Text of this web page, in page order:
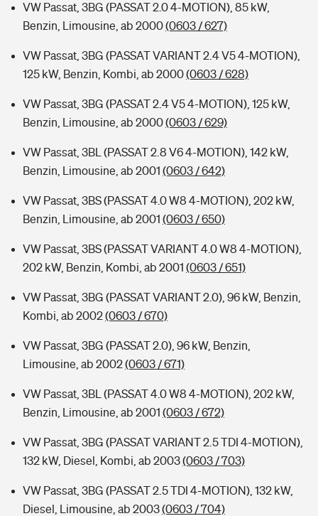
VW Passat, 3BG (PASSAT 2.0 4-MOTION), 85 kW,
Benzin, Limousine, ab 2000(0603 / 627)
VW Passat, 3BG (PASSAT VARIANT 2.4 V5 4-MOTION),
125 kW, Benzin, Kombi, ab 2000(0603 / 628)
VW Passat, 3BG (PASSAT 2.4 V5 4-MOTION), 125 kW,
Benzin, Limousine, ab 2000(0603 / 629)
VW Passat, 3BL (PASSAT 2.8 V6 4-MOTION), 142 kW,
Benzin, Limousine, ab 2001 (0603 / 642)
VW Passat, 3BS (PASSAT 4.0 W8 4-MOTION), 202 kW,
Benzin, Limousine, ab 2001 (0603 / 650)
VW Passat, 3BS (PASSAT VARIANT 4.0 W8 4-MOTION),
202 kW, Benzin, Kombi, ab 2001 (0603 / 651)
VW Passat, 3BG (PASSAT VARIANT 2.0), 96 kW, Benzin,
Kombi, ab 2002(0603 / 670)
VW Passat, 3BG (PASSAT 2.0), 96 kW, Benzin,
Limousine, ab 2002(0603 / 671)
VW Passat, 3BL (PASSAT 4.0 W8 4-MOTION), 202 kW,
Benzin, Limousine, ab 2001 (0603 / 672)
VW Passat, 3BG (PASSAT VARIANT 2.5 TDI 4-MOTION),
132 kW, Diesel, Kombi, ab 2003(0603 / 703)
VW Passat, 3BG (PASSAT 2.5 TDI 4-MOTION), 132 kW,
Diesel, Limousine, ab 2003(0603 / 704)